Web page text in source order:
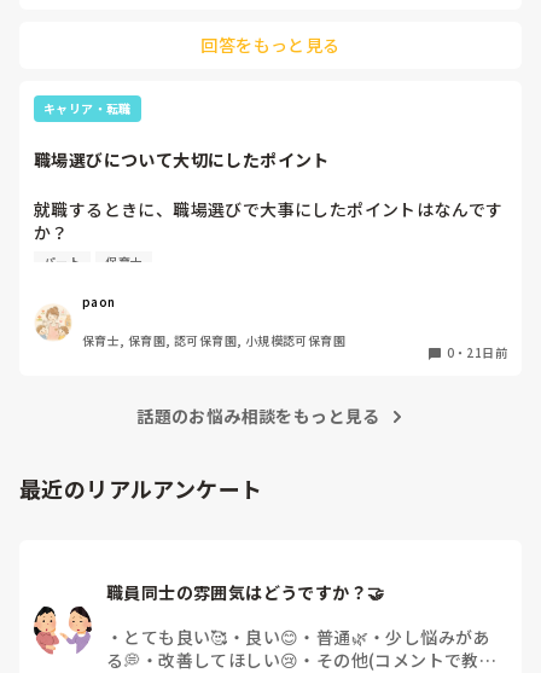
回答をもっと見る
キャリア・転職
職場選びについて大切にしたポイント
就職するときに、職場選びで大事にしたポイントはなんです
か？
大きな園と小さな園、いろんな保育園がある中で、それぞれ
パートとして働くならどっちがいいかなど参考にしたいので
教えてください。
パート 保育士
paon
保育士, 保育園, 認可保育園, 小規模認可保育園
0・ 21日前
話題のお悩み相談をもっと見る
最近のリアルアンケート
職員同士の雰囲気はどうですか？🤝
・ とても良い🥰 ・ 良い😊 ・ 普通🌿 ・少し悩みがあ
る💭 ・改善してほしい😢 ・ その他(コメントで教え